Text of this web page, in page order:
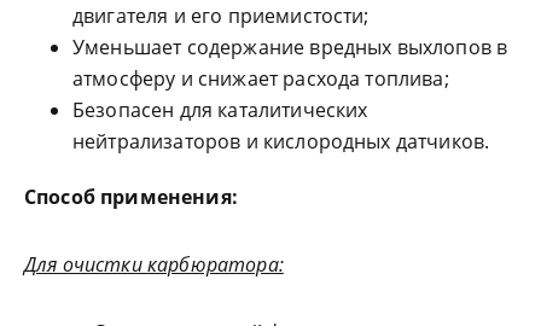
двигателя и его приемистости;
Уменьшает содержание вредных выхлопов в
атмосферу и снижает расхода топлива;
Безопасен для каталитических
нейтрализаторов и кислородных датчиков.
Способ применения:
Для очистки карбюратора: